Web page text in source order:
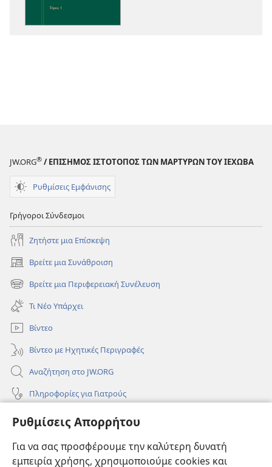
Ρυθμίσεις Απορρήτου
Για να σας προσφέρουμε την καλύτερη δυνατή
εμπειρία χρήσης, χρησιμοποιούμε cookies και
JW.ORG® / ΕΠΙΣΗΜΟΣ ΙΣΤΟΤΟΠΟΣ ΤΩΝ ΜΑΡΤΥΡΩΝ ΤΟΥ ΙΕΧΩΒΑ
Ρυθμίσεις Εμφάνισης
Γρήγοροι Σύνδεσμοι
Ζητήστε μια Επίσκεψη
Βρείτε μια Συνάθροιση
(ανοίγει
νέο
παράθυρο)
Βρείτε μια Περιφερειακή Συνέλευση
(ανοίγει
νέο
παράθυρο)
Τι Νέο Υπάρχει
Βίντεο
Βίντεο με Ηχητικές Περιγραφές
Αναζήτηση στο JW.ORG
Πληροφορίες για Γιατρούς
Πληροφορίες για Επίσημους Φορείς και ΜΜΕ